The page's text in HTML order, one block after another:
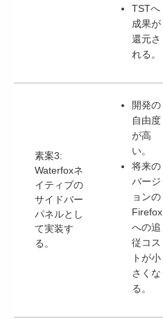
TSTへ
成果が
還元さ
れる。
素案3:
Waterfoxネ
イティブの
サイドバー
パネルとし
て実装す
る。
開発の
自由度
が高
い。
将来の
バージ
ョンの
Firefox
への追
従コス
トが小
さくな
る。